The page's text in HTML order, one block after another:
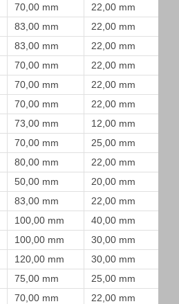
70,00 mm
22,00 mm
83,00 mm
22,00 mm
83,00 mm
22,00 mm
70,00 mm
22,00 mm
70,00 mm
22,00 mm
70,00 mm
22,00 mm
73,00 mm
12,00 mm
70,00 mm
25,00 mm
80,00 mm
22,00 mm
50,00 mm
20,00 mm
83,00 mm
22,00 mm
100,00 mm
40,00 mm
100,00 mm
30,00 mm
120,00 mm
30,00 mm
75,00 mm
25,00 mm
70,00 mm
22,00 mm